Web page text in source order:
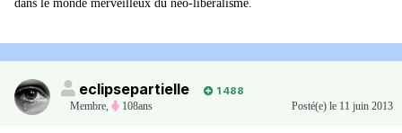
dans le monde merveilleux du néo-libéralisme.
eclipsepartielle
1 488
Membre, 108ans Posté(e) le 11 juin 2013